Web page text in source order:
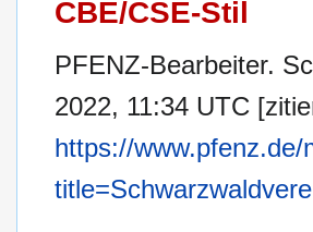
CBE/CSE-Stil
PFENZ-Bearbeiter.
2022, 11:34 UTC
https://